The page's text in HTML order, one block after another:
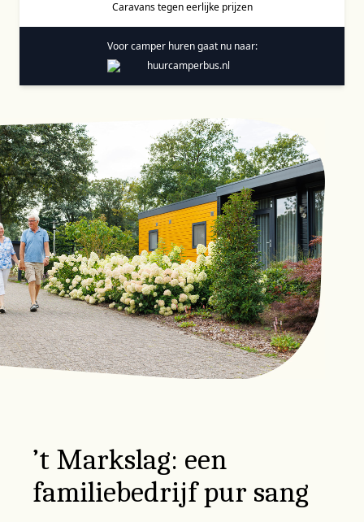
Caravans tegen eerlijke prijzen
Voor camper huren gaat nu naar:
’t Markslag: een
familiebedrijf pur sang